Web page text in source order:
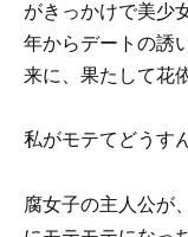
がきっかけで美少
年からデートの誘
来に、果たして花
私がモテてどうす
腐女子の主人公が